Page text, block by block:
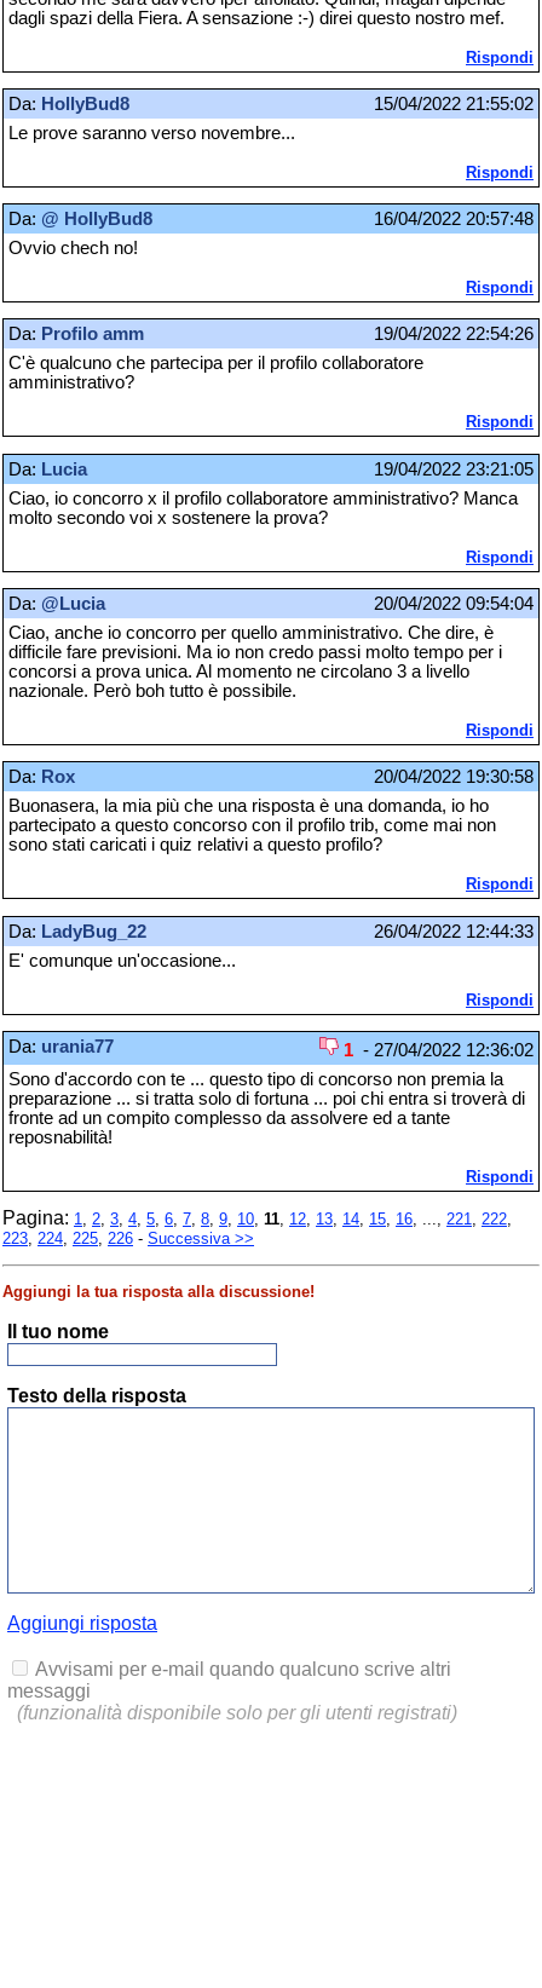
dagli spazi della Fiera. A sensazione :-) direi questo nostro mef.
Rispondi
Da: HollyBud8
15/04/2022 21:55:02
Le prove saranno verso novembre...
Rispondi
Da: @ HollyBud8
16/04/2022 20:57:48
Ovvio chech no!
Rispondi
Da: Profilo amm
19/04/2022 22:54:26
C'è qualcuno che partecipa per il profilo collaboratore
amministrativo?
Rispondi
Da: Lucia
19/04/2022 23:21:05
Ciao, io concorro x il profilo collaboratore amministrativo? Manca
molto secondo voi x sostenere la prova?
Rispondi
Da: @Lucia
20/04/2022 09:54:04
Ciao, anche io concorro per quello amministrativo. Che dire, è
difficile fare previsioni. Ma io non credo passi molto tempo per i
concorsi a prova unica. Al momento ne circolano 3 a livello
nazionale. Però boh tutto è possibile.
Rispondi
Da: Rox
20/04/2022 19:30:58
Buonasera, la mia più che una risposta è una domanda, io ho
partecipato a questo concorso con il profilo trib, come mai non
sono stati caricati i quiz relativi a questo profilo?
Rispondi
Da: LadyBug_22
26/04/2022 12:44:33
E' comunque un'occasione...
Rispondi
Da: urania77 1 - 27/04/2022 12:36:02
Sono d'accordo con te ... questo tipo di concorso non premia la
preparazione ... si tratta solo di fortuna ... poi chi entra si troverà di
fronte ad un compito complesso da assolvere ed a tante
reposnabilità!
Rispondi
Pagina: 1, 2, 3, 4, 5, 6, 7, 8, 9, 10, 11, 12, 13, 14, 15, 16, ..., 221, 222,
223, 224, 225, 226 - Successiva >>
Aggiungi la tua risposta alla discussione!
Il tuo nome
Testo della risposta
Aggiungi risposta
Avvisami per e-mail quando qualcuno scrive altri
messaggi
(funzionalità disponibile solo per gli utenti registrati)